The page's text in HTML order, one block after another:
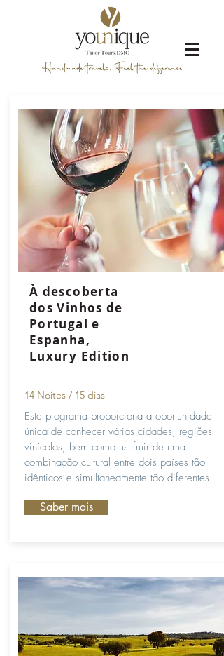
À descoberta
dos Vinhos de
Portugal e
Espanha,
Luxury Edition
14 Noites / 15 dias
Este programa proporciona a oportunidade
única de conhecer várias cidades, regiões
vinícolas, bem como usufruir de uma
combinação cultural entre dois países tão
idênticos e simultaneamente tão diferentes.
Saber mais